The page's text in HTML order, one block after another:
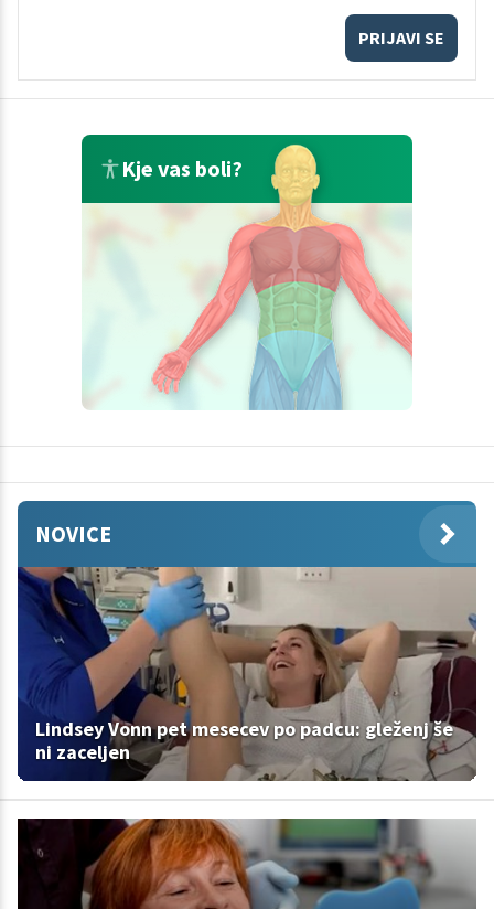
PRIJAVI SE
Kje vas boli?
NOVICE
Lindsey Vonn pet mesecev po padcu: gleženj še
ni zaceljen